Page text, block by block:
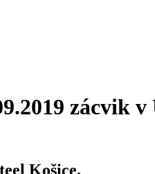
zácvik v
Košice.